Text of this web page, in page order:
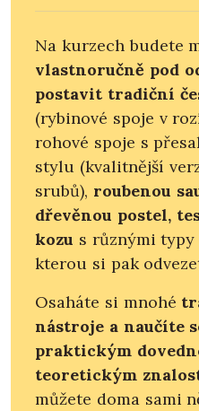
Na kurzech budete
vlastnoručně pod
postavit tradiční
(rybinové spoje v
rohové spoje s
stylu (kvalitnější
srubů), roubenou
dřevěnou postel,
kozu s různými typy
kterou si pak
Osaháte si mnohé
nástroje a naučíte
praktickým
teoretickým
můžete doma sami